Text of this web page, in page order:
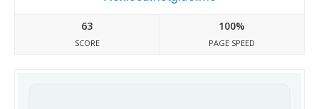
63
SCORE
100%
PAGE SPEED